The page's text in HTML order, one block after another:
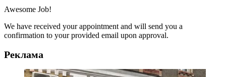
Awesome Job!
We have received your appointment and will send you a
confirmation to your provided email upon approval.
Реклама